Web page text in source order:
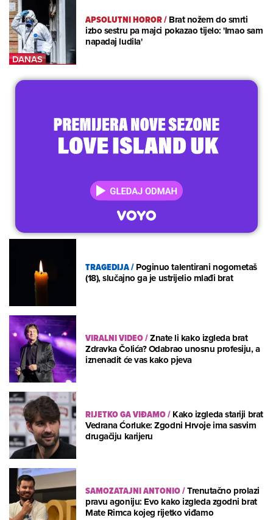
APSOLUTNI HOROR/Brat nožem do smrti
izbo sestru pa majci pokazao tijelo: 'Imao sam
napadaj ludila'
TRAGEDIJA/Poginuo talentirani nogometaš
(18), slučajno ga je ustrijelio mlađi brat
VIRALNI VIDEO/Znate li kako izgleda brat
Zdravka Čolića? Odabrao unosnu profesiju, a
iznenadit će vas kako pjeva
RIJETKO GA VIĐAMO/Kako izgleda stariji brat
Vedrana Ćorluke: Zgodni Hrvoje ima sasvim
drugačiju karijeru
SAMOZATAJNI ANTONIO/Trenutačno prolazi
pravu agoniju: Evo kako izgleda zgodni brat
Mate Rimca kojeg rijetko viđamo